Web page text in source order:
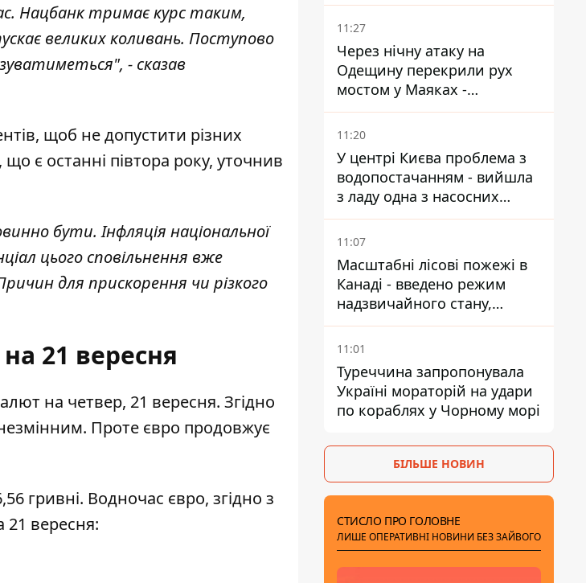
Нацбанк тримає курс таким,
великих коливань. Поступово
- сказав
щоб не допустити різних
є останні півтора року, уточнив
бути. Інфляція національної
цього сповільнення вже
для прискорення чи різкого
21 вересня
на четвер, 21 вересня. Згідно
. Проте євро продовжує
гривні. Водночас євро, згідно з
21 вересня:
11:27
Через нічну атаку на
Одещину перекрили рух
мостом у Маяках -
подробиці від ДПСУ
11:20
У центрі Києва проблема з
водопостачанням - вийшла
з ладу одна з насосних
станцій
11:07
Масштабні лісові пожежі в
Канаді - введено режим
надзвичайного стану,
виїхали понад 20 тисяч
людей
11:01
Туреччина запропонувала
Україні мораторій на удари
по кораблях у Чорному морі
БІЛЬШЕ НОВИН
СТИСЛО ПРО ГОЛОВНЕ
ЛИШЕ ОПЕРАТИВНІ НОВИНИ БЕЗ ЗАЙВОГО